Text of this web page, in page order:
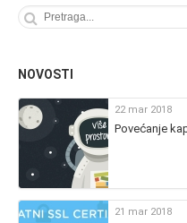
NOVOSTI
22 mar 2018
Povećanje
21 mar 2018